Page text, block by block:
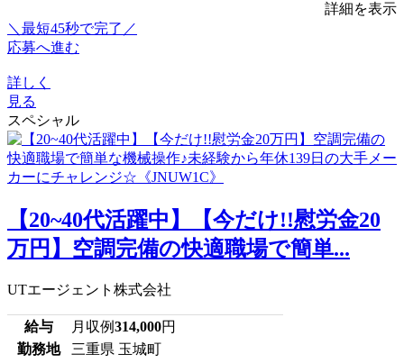
詳細を表示
＼最短45秒で完了／
応募へ進む
詳しく
見る
スペシャル
【20~40代活躍中】【今だけ!!慰労金20
万円】空調完備の快適職場で簡単...
UTエージェント株式会社
給与 月収例314,000円
勤務地
三重県 玉城町